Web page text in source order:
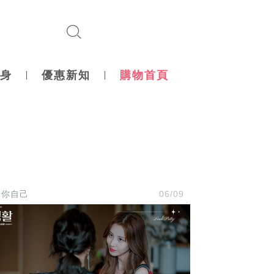
優惠新知 購物首頁
自己 06/09